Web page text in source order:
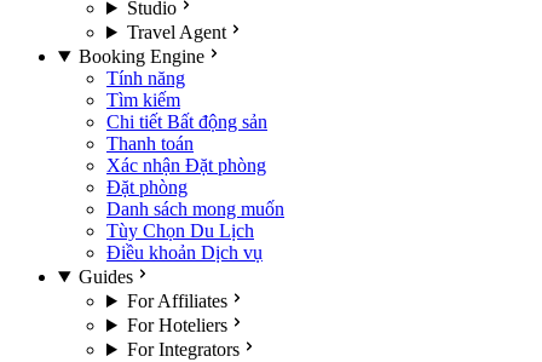
Studio
Travel Agent
Booking Engine
Tính năng
Tìm kiếm
Chi tiết Bất động sản
Thanh toán
Xác nhận Đặt phòng
Đặt phòng
Danh sách mong muốn
Tùy Chọn Du Lịch
Điều khoản Dịch vụ
Guides
For Affiliates
For Hoteliers
For Integrators